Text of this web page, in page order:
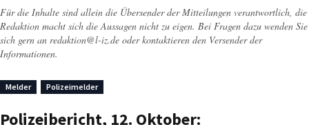
Für die Inhalte sind allein die Übersender der Mitteilungen verantwortlich, die
Redaktion macht sich die Aussagen nicht zu eigen. Bei Fragen dazu wenden Sie
sich gern an redaktion@l-iz.de oder kontaktieren den Versender der
Informationen.
Melder Polizeimelder
Polizeibericht, 12. Oktober: